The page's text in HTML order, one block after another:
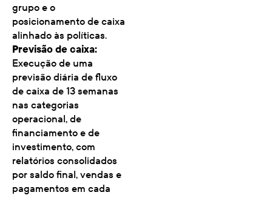
grupo e o
posicionamento de caixa
alinhado às políticas.
Previsão de caixa:
Execução de uma
previsão diária de fluxo
de caixa de 13 semanas
nas categorias
operacional, de
financiamento e de
investimento, com
relatórios consolidados
por saldo final, vendas e
pagamentos em cada